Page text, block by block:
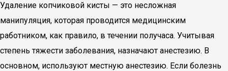
Удаление копчиковой кисты — это несложная
манипуляция, которая проводится медицинским
работником, как правило, в течении получаса. Учитывая
степень тяжести заболевания, назначают анестезию. В
основном, используют местную анестезию. Если болезнь